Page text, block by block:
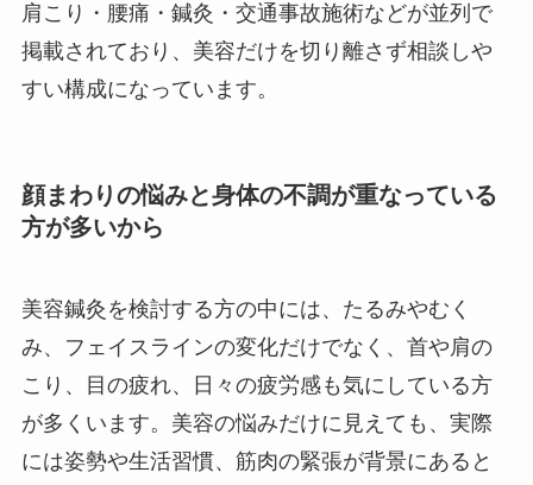
肩こり・腰痛・鍼灸・交通事故施術などが並列で
掲載されており、美容だけを切り離さず相談しや
すい構成になっています。
顔まわりの悩みと身体の不調が重なっている
方が多いから
美容鍼灸を検討する方の中には、たるみやむく
み、フェイスラインの変化だけでなく、首や肩の
こり、目の疲れ、日々の疲労感も気にしている方
が多くいます。美容の悩みだけに見えても、実際
には姿勢や生活習慣、筋肉の緊張が背景にあると